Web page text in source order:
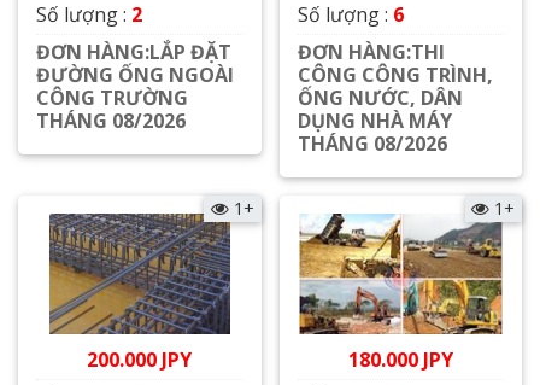
Số lượng : 2
ĐƠN HÀNG:LẮP ĐẶT
ĐƯỜNG ỐNG NGOÀI
CÔNG TRƯỜNG
THÁNG 08/2026
Xem chi tiết
Số lượng : 6
ĐƠN HÀNG:THI
CÔNG CÔNG TRÌNH,
ỐNG NƯỚC, DÂN
DỤNG NHÀ MÁY
THÁNG 08/2026
Xem chi tiết
1+
200.000 JPY
1+
180.000 JPY